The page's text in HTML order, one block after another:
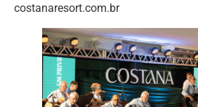
costanaresort.com.br